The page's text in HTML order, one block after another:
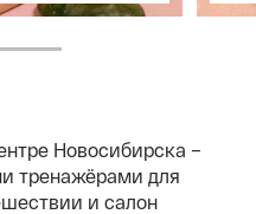
Новосибирска –
тренажёрами для
и салон